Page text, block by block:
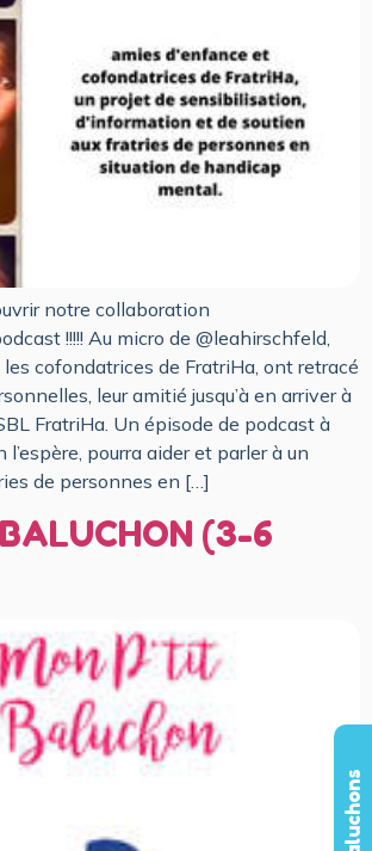
notre collaboration
!!!!! Au micro de @leahirschfeld,
les cofondatrices de FratriHa, ont retracé
leur amitié jusqu’à en arriver à
FratriHa. Un épisode de podcast à
l’espère, pourra aider et parler à un
de personnes en […]
(3-6